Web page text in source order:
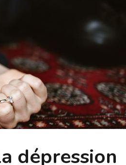
dépression